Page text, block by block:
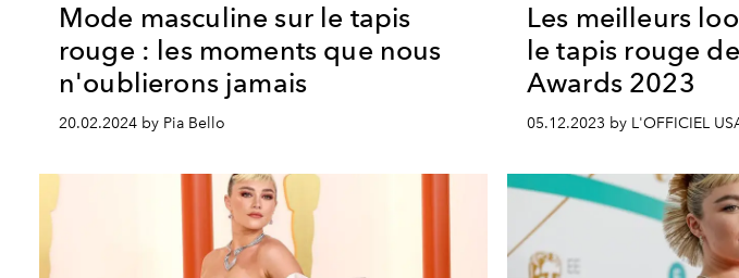
Mode masculine sur le tapis
rouge : les moments que nous
n'oublierons jamais
20.02.2024 by Pia Bello
Les meilleurs
le tapis rouge
Awards 2023
05.12.2023 by L'OFFICIEL